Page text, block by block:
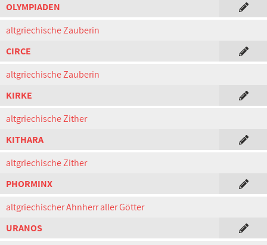
OLYMPIADEN
altgriechische Zauberin
CIRCE
altgriechische Zauberin
KIRKE
altgriechische Zither
KITHARA
altgriechische Zither
PHORMINX
altgriechischer Ahnherr aller Götter
URANOS